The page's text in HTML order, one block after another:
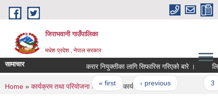
Skip to main content
जिराभवानी गाउँपालिका
मधेश प्रदेश , नेपाल सरकार
सामाचार करार नियुक्तीका लागि सिफारिस गरिएको बारे ।
Pages
« first ‹ previous
You are here
Home » कार्यक्रम तथा परियोजना» बजेट तथा कार्यक्रम